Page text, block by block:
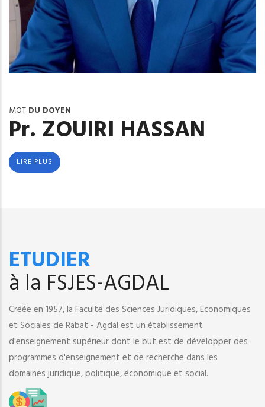
MOT DU DOYEN
Pr. ZOUIRI HASSAN
LIRE PLUS
ETUDIER
à la FSJES-AGDAL
Créée en 1957, la Faculté des Sciences Juridiques, Economiques
et Sociales de Rabat - Agdal est un établissement
d'enseignement supérieur dont le but est de développer des
programmes d'enseignement et de recherche dans les
domaines juridique, politique, économique et social.